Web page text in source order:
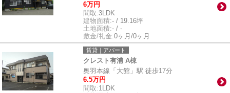
6万円
間取:3LDK
建物面積:- / 19.16坪
土地面積:- / -
敷金/礼金:0ヶ月/0ヶ月
賃貸｜アパート
クレスト有浦 A棟
奥羽本線「大館」駅 徒歩17分
6.5万円
間取:1LDK